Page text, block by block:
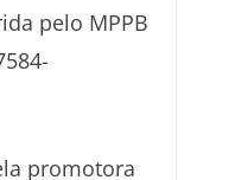
pelo MPPB
promotora